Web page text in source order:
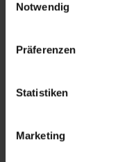
Notwendig
Präferenzen
Statistiken
Marketing